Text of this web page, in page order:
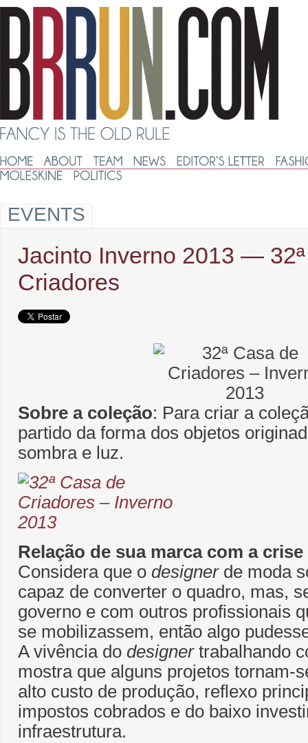
EVENTS
Jacinto Inverno 2013 ―
Criadores
Sobre a coleção: Para criar a
partido da forma dos objetos
sombra e luz.
Relação de sua marca com a
Considera que o designerde moda
capaz de converter o quadro, mas,
governo e com outros profissionais
se mobilizassem, então algo
A vivência do designer trabalhando
mostra que alguns projetos tornam-
alto custo de produção, reflexo
impostos cobrados e do baixo
infraestrutura.